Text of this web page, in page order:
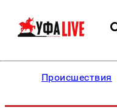
Происшествия